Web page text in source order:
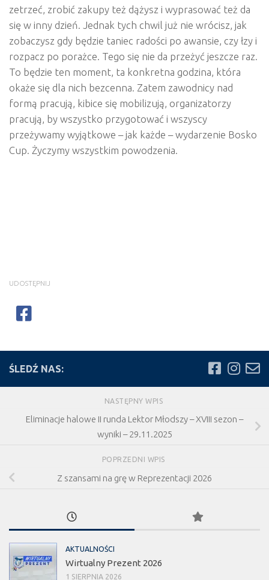
zetrzeć, zrobić zakupy też dążysz i wyprasować też da
się w inny dzień. Jednak tych chwil już nie wrócisz, jak
zobaczysz gdy będzie taniec radości po awansie, czy łzy i
rozpacz po porażce. Tego się nie da przeżyć jeszcze raz.
To będzie ten moment, ta konkretna godzina, która
okaże się dla nich bezcenna. Zatem zawodnicy nad
formą pracują, kibice się mobilizują, organizatorzy
pracują, by wszystko przygotować i wszyscy
przeżywamy wyjątkowe – jak każde – wydarzenie Bosko
Cup. Życzymy wszystkim powodzenia.
UDOSTĘPNIJ
ŚLEDŹ NAS:
NASTĘPNY WPIS
Eliminacje halowe II runda Lektor Młodszy – XVIII sezon –
wyniki – 29.11.2025
POPRZEDNI WPIS
Z szansami na grę w Reprezentacji 2026
AKTUALNOŚCI
Wirtualny Prezent 2026
1 SIERPNIA 2026